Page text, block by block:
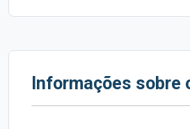
Informações sobre